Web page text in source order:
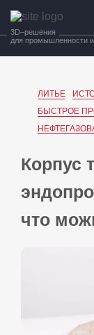
3D–решения
для промышленности
ЛИТЬЕ
БЫСТРОЕ
Корпус
что